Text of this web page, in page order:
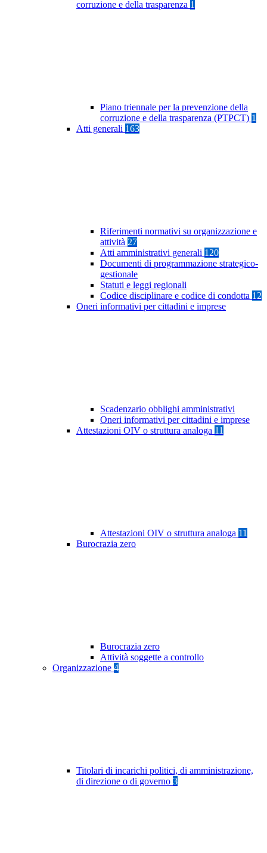
corruzione e della trasparenza 1
Piano triennale per la prevenzione della
corruzione e della trasparenza (PTPCT) 1
Atti generali 163
Riferimenti normativi su organizzazione e
attività 27
Atti amministrativi generali 120
Documenti di programmazione strategico-
gestionale
Statuti e leggi regionali
Codice disciplinare e codice di condotta 12
Oneri informativi per cittadini e imprese
Scadenzario obblighi amministrativi
Oneri informativi per cittadini e imprese
Attestazioni OIV o struttura analoga 11
Attestazioni OIV o struttura analoga 11
Burocrazia zero
Burocrazia zero
Attività soggette a controllo
Organizzazione 4
Titolari di incarichi politici, di amministrazione,
di direzione o di governo 3